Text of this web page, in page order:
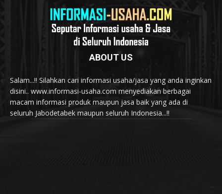
ABOUT US
Salam...!! Silahkan cari informasi usaha/jasa yang anda inginkan
disini.. www.informasi-usaha.com menyediakan berbagai
macam informasi produk maupun jasa baik yang ada di
seluruh Jabodetabek maupun seluruh Indonesia...!!